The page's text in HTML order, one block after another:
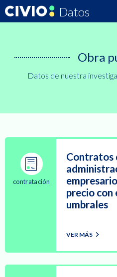
Datos
Datos
Obra
Datos de nuestra
contratación
Contratos
precio con
umbrales
VER MÁS